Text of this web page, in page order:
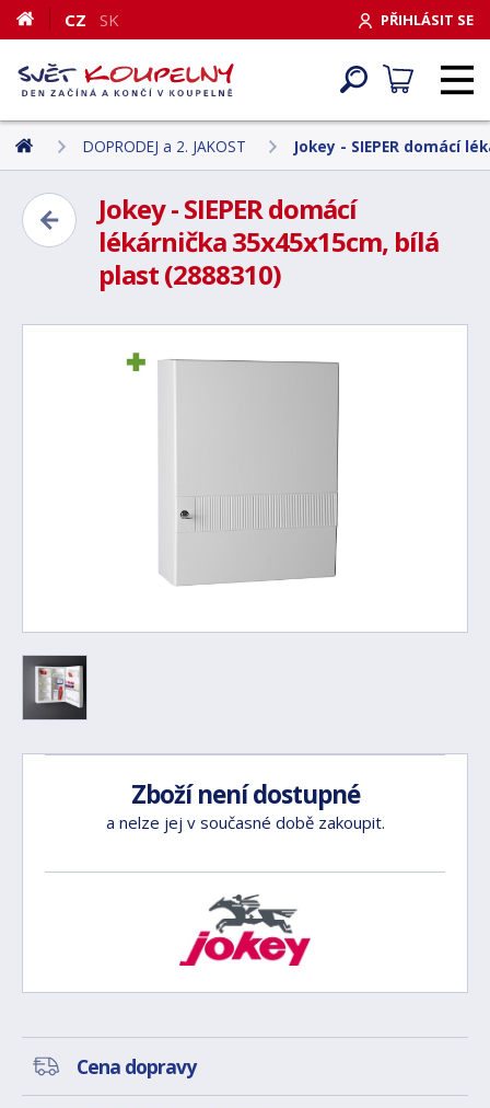
PŘIHLÁSIT SE
CZ SK
DOPRODEJ a 2. JAKOST Jokey - SIEPER domácí
Jokey - SIEPER domácí
lékárnička 35x45x15cm, bílá
plast (2888310)
Zboží není dostupné
a nelze jej v současné době zakoupit.
Cena dopravy